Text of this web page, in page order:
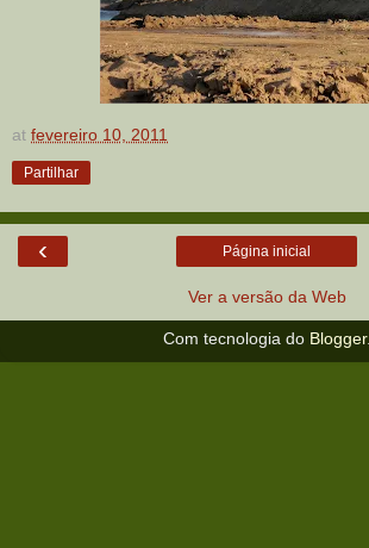
at fevereiro 10, 2011
Partilhar
‹ Página inicial
Ver a versão da Web
Com tecnologia do Blogger.